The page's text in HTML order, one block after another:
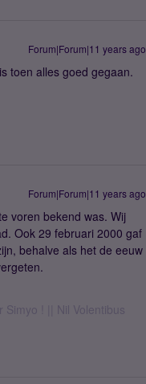
Forum|Forum|11 years ago
toen alles goed gegaan.
Forum|Forum|11 years ago
voren bekend was. Wij
Ook 29 februari 2000 gaf
behalve als het de eeuw
! || Nil Volentibus